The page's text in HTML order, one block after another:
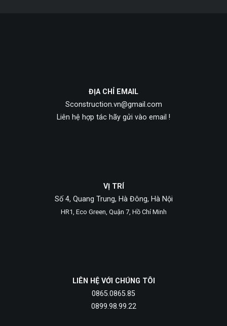
ĐỊA CHỈ EMAIL
Sconstruction.vn@gmail.com
Liên hệ hợp tác hãy gửi vào email !
VỊ TRÍ
Số 4, Quang Trung, Hà Đông, Hà Nội
HR1, Eco Green, Quận 7, Hồ Chí Minh
LIÊN HỆ VỚI CHÚNG TÔI
0865.0865.85
0899.98.99.22